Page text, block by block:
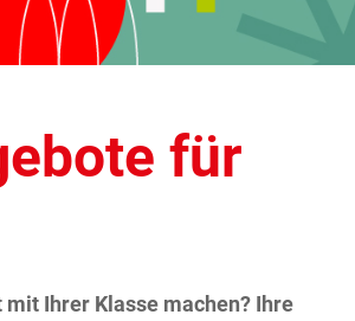
für
Ihrer Klasse machen? Ihre